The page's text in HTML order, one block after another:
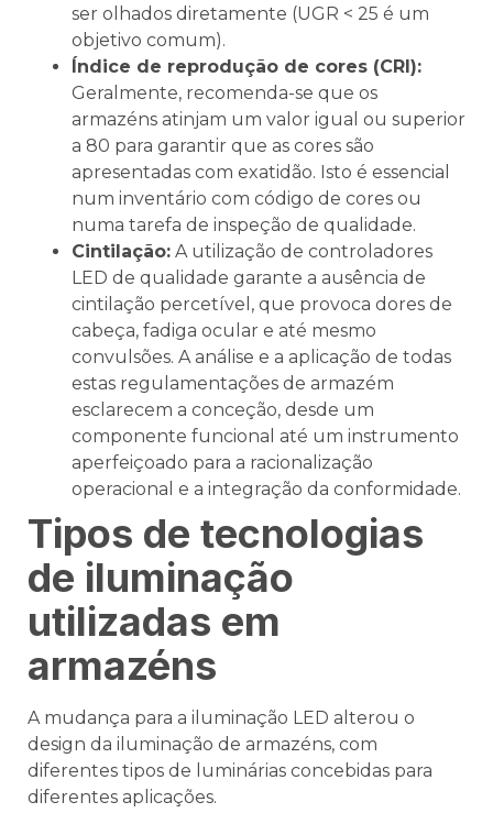
ser olhados diretamente (UGR < 25 é um
objetivo comum).
Índice de reprodução de cores (CRI):
Geralmente, recomenda-se que os
armazéns atinjam um valor igual ou superior
a 80 para garantir que as cores são
apresentadas com exatidão. Isto é essencial
num inventário com código de cores ou
numa tarefa de inspeção de qualidade.
Cintilação: A utilização de controladores
LED de qualidade garante a ausência de
cintilação percetível, que provoca dores de
cabeça, fadiga ocular e até mesmo
convulsões. A análise e a aplicação de todas
estas regulamentações de armazém
esclarecem a conceção, desde um
componente funcional até um instrumento
aperfeiçoado para a racionalização
operacional e a integração da conformidade.
Tipos de tecnologias
de iluminação
utilizadas em
armazéns
A mudança para a iluminação LED alterou o
design da iluminação de armazéns, com
diferentes tipos de luminárias concebidas para
diferentes aplicações.